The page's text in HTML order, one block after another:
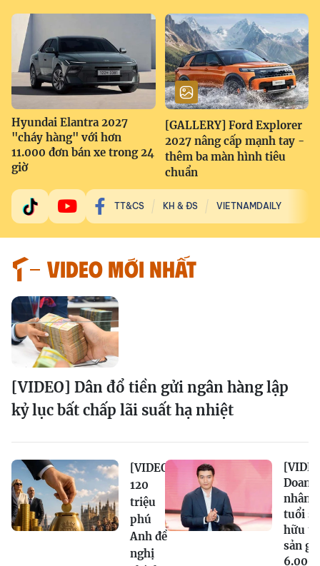
Hyundai Elantra 2027
"cháy hàng" với hơn
11.000 đơn bán xe trong 24
giờ
[GALLERY] Ford Explorer
2027 nâng cấp mạnh tay -
thêm ba màn hình tiêu
chuẩn
TT&CS KH & ĐS VIETNAMDAILY
VIDEO MỚI NHẤT
[VIDEO] Dân đổ tiền gửi ngân hàng lập
kỷ lục bất chấp lãi suất hạ nhiệt
[VIDEO]
120
triệu
phú
Anh đề
nghị
Doanh
nhân
tuổi sở
hữu
sản
6.000